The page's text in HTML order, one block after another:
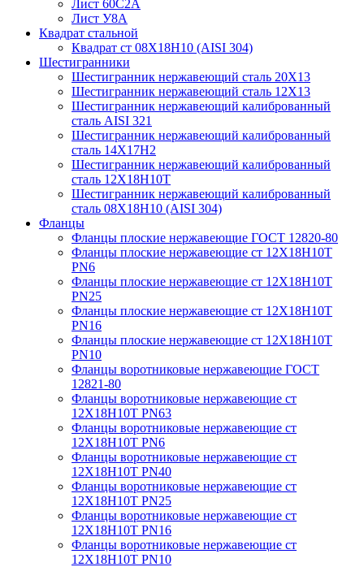
Лист 60С2А
Лист У8А
Квадрат стальной
Квадрат ст 08Х18Н10 (AISI 304)
Шестигранники
Шестигранник нержавеющий сталь 20Х13
Шестигранник нержавеющий сталь 12Х13
Шестигранник нержавеющий калиброванный
сталь AISI 321
Шестигранник нержавеющий калиброванный
сталь 14Х17Н2
Шестигранник нержавеющий калиброванный
сталь 12Х18Н10Т
Шестигранник нержавеющий калиброванный
сталь 08Х18Н10 (AISI 304)
Фланцы
Фланцы плоские нержавеющие ГОСТ 12820-80
Фланцы плоские нержавеющие ст 12Х18Н10Т
PN6
Фланцы плоские нержавеющие ст 12Х18Н10Т
PN25
Фланцы плоские нержавеющие ст 12Х18Н10Т
PN16
Фланцы плоские нержавеющие ст 12Х18Н10Т
PN10
Фланцы воротниковые нержавеющие ГОСТ
12821-80
Фланцы воротниковые нержавеющие ст
12Х18Н10Т PN63
Фланцы воротниковые нержавеющие ст
12Х18Н10Т PN6
Фланцы воротниковые нержавеющие ст
12Х18Н10Т PN40
Фланцы воротниковые нержавеющие ст
12Х18Н10Т PN25
Фланцы воротниковые нержавеющие ст
12Х18Н10Т PN16
Фланцы воротниковые нержавеющие ст
12Х18Н10Т PN10